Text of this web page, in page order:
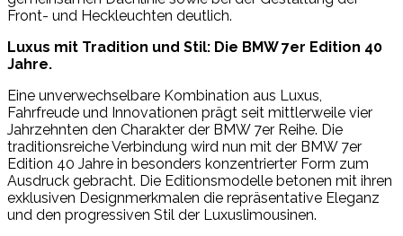
Front- und Heckleuchten deutlich.
Luxus mit Tradition und Stil: Die BMW 7er Edition 40
Jahre.
Eine unverwechselbare Kombination aus Luxus,
Fahrfreude und Innovationen prägt seit mittlerweile vier
Jahrzehnten den Charakter der BMW 7er Reihe. Die
traditionsreiche Verbindung wird nun mit der BMW 7er
Edition 40 Jahre in besonders konzentrierter Form zum
Ausdruck gebracht. Die Editionsmodelle betonen mit ihren
exklusiven Designmerkmalen die repräsentative Eleganz
und den progressiven Stil der Luxuslimousinen.